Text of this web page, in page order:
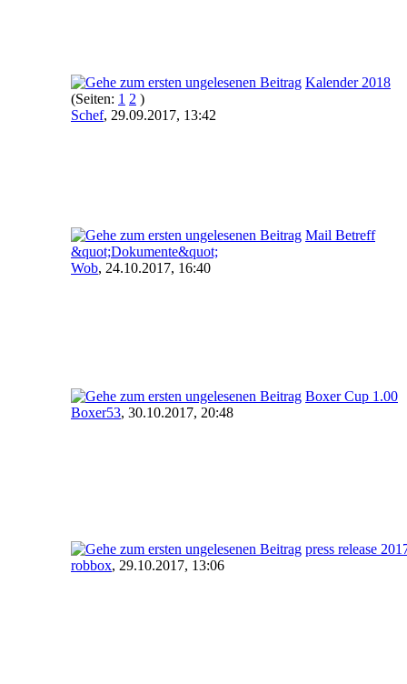
Kalender 2018
(Seiten: 1 2 )
Schef, 29.09.2017, 13:42
Mail Betreff
&quot;Dokumente&quot;
Wob, 24.10.2017, 16:40
Boxer Cup 1.00
Boxer53, 30.10.2017, 20:48
press release
robbox, 29.10.2017, 13:06